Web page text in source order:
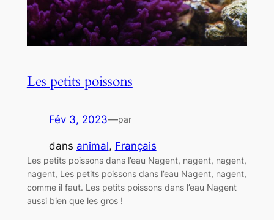
Les petits poissons
Fév 3, 2023—par
dans animal, Français
Les petits poissons dans l’eau Nagent, nagent, nagent,
nagent, Les petits poissons dans l’eau Nagent, nagent,
comme il faut. Les petits poissons dans l’eau Nagent
aussi bien que les gros !